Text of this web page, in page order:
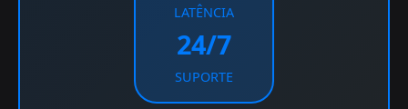
LATÊNCIA
24/7
SUPORTE